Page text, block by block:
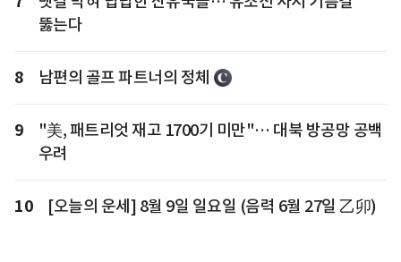
뚫는다
8 남편의 골프 파트너의 정체
9
"美, 패트리엇 재고 1700기 미만"… 대북 방공망 공백
우려
10 [오늘의 운세] 8월 9일 일요일 (음력 6월 27일 乙卯)